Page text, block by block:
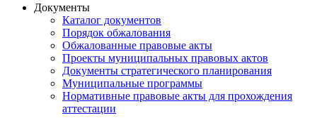
Документы
Каталог документов
Порядок обжалования
Обжалованные правовые акты
Проекты муниципальных правовых актов
Документы стратегического планирования
Муниципальные программы
Нормативные правовые акты для прохождения
аттестации